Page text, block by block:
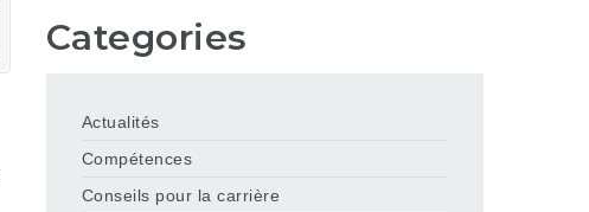
Categories
Actualités
Compétences
Conseils pour la carrière